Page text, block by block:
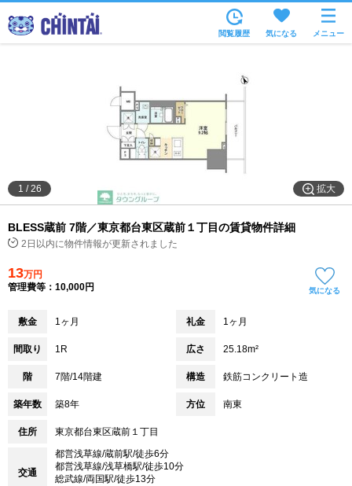
家賃相場から
通勤通学時間から
物件特集から
TOP
閲覧履歴 気になる メニュー
拡大
1 /26
BLESS蔵前 7階／東京都台東区蔵前１丁目の賃貸物件詳細
2日以内に物件情報が更新されました
13万円
管理費等：10,000円
気になる
敷金 1ヶ月 礼金 1ヶ月
間取り 1R 広さ 25.18m²
階 7階/14階建 構造 鉄筋コンクリート造
築年数 築8年 方位 南東
住所 東京都台東区蔵前１丁目
交通
都営浅草線/蔵前駅/徒歩6分
都営浅草線/浅草橋駅/徒歩10分
総武線/両国駅/徒歩13分